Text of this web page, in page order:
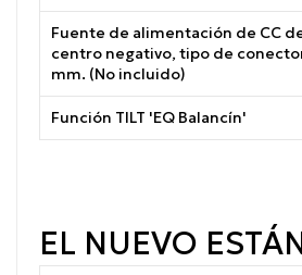
Fuente de alimentación de CC
centro negativo, tipo de conector
mm. (No incluido)
Función TILT 'EQ Balancín'
EL NUEVO